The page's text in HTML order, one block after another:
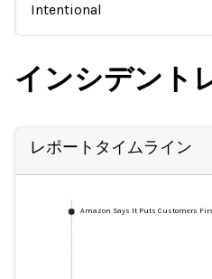
Intentional
インシデント
レポートタイムライン
Amazon Says It Puts Customers